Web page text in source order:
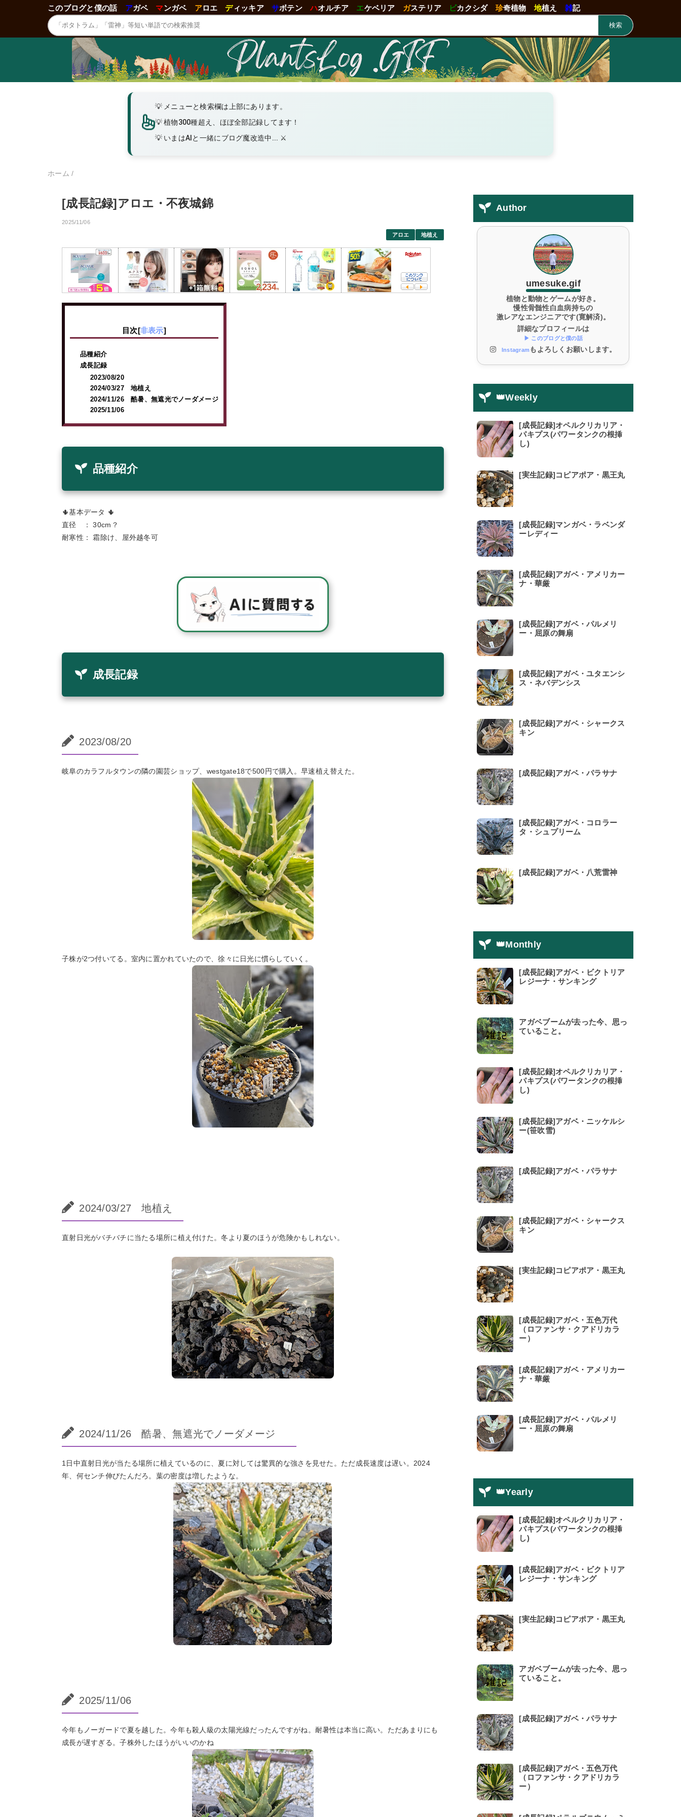
このブログと僕の話 アガベ マンガベ アロエ ディッキア サボテン ハオルチア エケベリア ガステリア ビカクシダ 珍奇植物 地植え 雑記
検索
メニューと検索欄は上部にあります。
植物300種超え、ほぼ全部記録してます！
いまはAIと一緒にブログ魔改造中... ⚔️
ホーム /
[成長記録]アロエ・不夜城錦
2025/11/06
アロエ 地植え
目次 [非表示]
品種紹介
成長記録
2023/08/20
2024/03/27 地植え
2024/11/26 酷暑、無遮光でノーダメージ
2025/11/06
品種紹介
🌵基本データ 🌵
直径 ： 30cm？
耐寒性： 霜除け、屋外越冬可
成長記録
2023/08/20
岐阜のカラフルタウンの隣の園芸ショップ、westgate18で500円で購入。早速植え替えた。
子株が2つ付いてる。室内に置かれていたので、徐々に日光に慣らしていく。
2024/03/27 地植え
直射日光がバチバチに当たる場所に植え付けた。冬より夏のほうが危険かもしれない。
2024/11/26 酷暑、無遮光でノーダメージ
1日中直射日光が当たる場所に植えているのに、夏に対しては驚異的な強さを見せた。ただ成長速度は遅い。2024
年、何センチ伸びたんだろ。葉の密度は増したような。
2025/11/06
今年もノーガードで夏を越した。今年も殺人級の太陽光線だったんですがね。耐暑性は本当に高い。ただあまりにも
成長が遅すぎる。子株外したほうがいいのかね
Author
umesuke.gif
植物と動物とゲームが好き。
慢性骨髄性白血病持ちの
激レアなエンジニアです(寛解済)。
詳細なプロフィールは
▶ このブログと僕の話
Instagram もよろしくお願いします。
👑Weekly
[成長記録]オペルクリカリア・
パキプス(パワータンクの根挿
し)
[実生記録]コピアポア・黒王丸
[成長記録]マンガベ・ラベンダ
ーレディー
[成長記録]アガベ・アメリカー
ナ・華厳
[成長記録]アガベ・パルメリ
ー・屈原の舞扇
[成長記録]アガベ・ユタエンシ
ス・ネバデンシス
[成長記録]アガベ・シャークス
キン
[成長記録]アガベ・パラサナ
[成長記録]アガベ・コロラー
タ・シュプリーム
[成長記録]アガベ・八荒雷神
👑Monthly
[成長記録]アガベ・ビクトリア
レジーナ・サンキング
アガベブームが去った今、思っ
ていること。
[成長記録]オペルクリカリア・
パキプス(パワータンクの根挿
し)
[成長記録]アガベ・ニッケルシ
ー(笹吹雪)
[成長記録]アガベ・パラサナ
[成長記録]アガベ・シャークス
キン
[実生記録]コピアポア・黒王丸
[成長記録]アガベ・五色万代
（ロファンサ・クアドリカラ
ー）
[成長記録]アガベ・アメリカー
ナ・華厳
[成長記録]アガベ・パルメリ
ー・屈原の舞扇
👑Yearly
[成長記録]オペルクリカリア・
パキプス(パワータンクの根挿
し)
[成長記録]アガベ・ビクトリア
レジーナ・サンキング
[実生記録]コピアポア・黒王丸
アガベブームが去った今、思っ
ていること。
[成長記録]アガベ・パラサナ
[成長記録]アガベ・五色万代
（ロファンサ・クアドリカラ
ー）